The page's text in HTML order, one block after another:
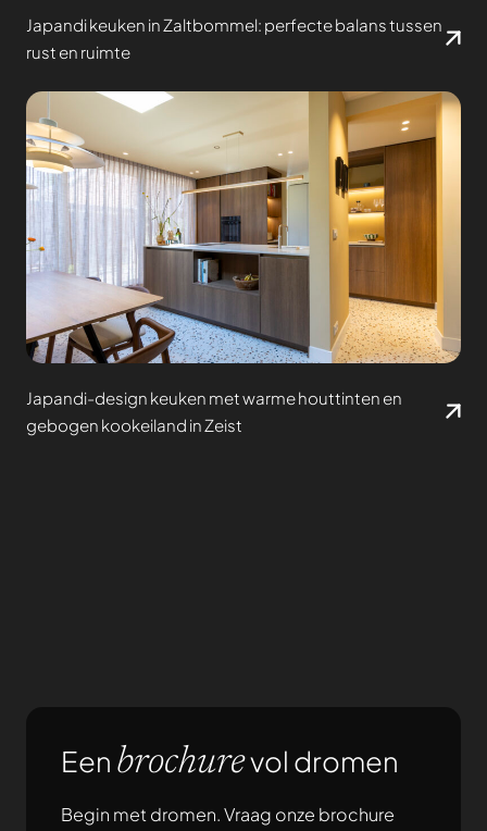
Japandi keuken in Zaltbommel: perfecte balans tussen
rust en ruimte
Japandi-design keuken met warme houttinten en
gebogen kookeiland in Zeist
Een brochurevol dromen
Begin met dromen. Vraag onze brochure